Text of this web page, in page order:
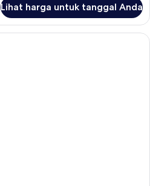
Lihat harga untuk tanggal Anda